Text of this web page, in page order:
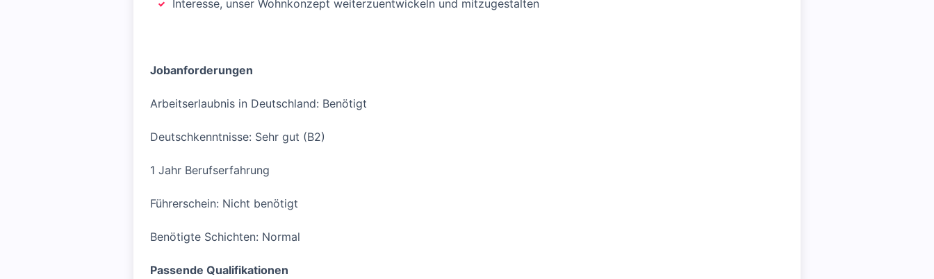
Interesse, unser Wohnkonzept weiterzuentwickeln und mitzugestalten
Jobanforderungen
Arbeitserlaubnis in Deutschland: Benötigt
Deutschkenntnisse: Sehr gut (B2)
1 Jahr Berufserfahrung
Führerschein: Nicht benötigt
Benötigte Schichten: Normal
Passende Qualifikationen